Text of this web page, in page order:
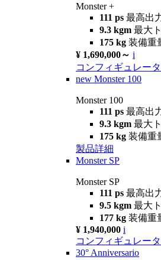
Monster +
111 ps 最高出
9.3 kgm 最大
175 kg 装備重
¥ 1,690,000～ i
コンフィギュレー
new Monster 100
Monster 100
111 ps 最高出
9.3 kgm 最大
175 kg 装備重
製品詳細
Monster SP
Monster SP
111 ps 最高出
9.5 kgm 最大
177 kg 装備重
¥ 1,940,000 i
コンフィギュレー
30° Anniversario